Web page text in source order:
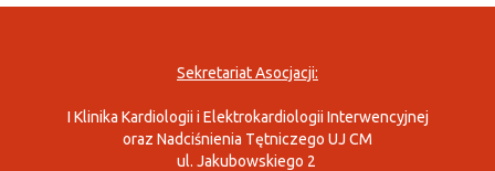
Sekretariat Asocjacji:
I Klinika Kardiologii i Elektrokardiologii Interwencyjnej
oraz Nadciśnienia Tętniczego UJ CM
ul. Jakubowskiego 2